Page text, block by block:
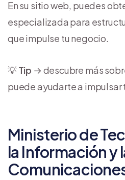
En su sitio web, puedes
especializada para
que impulse tu negocio.
💡Tip → descubre más
puede ayudarte a impulsar
Ministerio de
la Información y